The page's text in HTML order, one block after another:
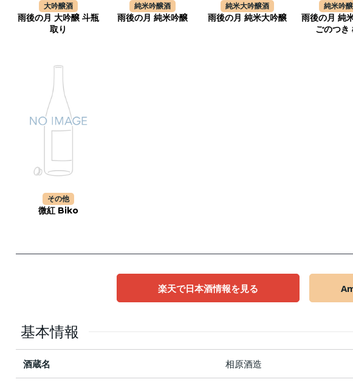
大吟醸酒
雨後の月 大吟醸 斗瓶
取り
純米吟醸酒
雨後の月 純米吟醸
純米大吟醸酒
雨後の月 純米大吟醸
純米吟
雨後の月 純
ごのつき
その他
微紅 Biko
楽天で日本酒情報を見る
基本情報
酒蔵名 相原酒造